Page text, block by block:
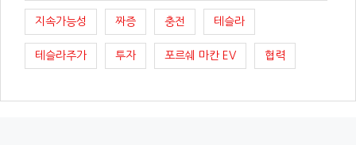
지속가능성 짜증 충전 테슬라
테슬라주가 투자 포르쉐 마칸 EV 협력